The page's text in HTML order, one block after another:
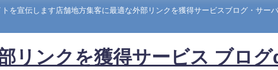
を宣伝します店舗地方集客に最適な外部リンクを獲得サービスブログ・サー
リンクを獲得サービス ブロ